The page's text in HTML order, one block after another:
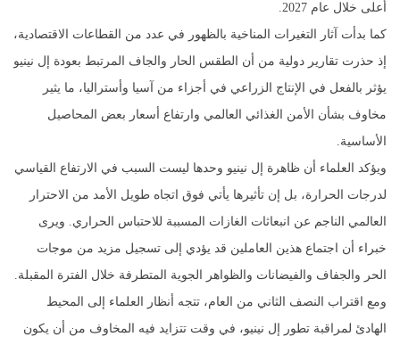
أعلى خلال عام 2027.
كما بدأت آثار التغيرات المناخية بالظهور في عدد من القطاعات الاقتصادية،
إذ حذرت تقارير دولية من أن الطقس الحار والجاف المرتبط بعودة إل نينيو
يؤثر بالفعل في الإنتاج الزراعي في أجزاء من آسيا وأستراليا، ما يثير
مخاوف بشأن الأمن الغذائي العالمي وارتفاع أسعار بعض المحاصيل
الأساسية.
ويؤكد العلماء أن ظاهرة إل نينيو وحدها ليست السبب في الارتفاع القياسي
لدرجات الحرارة، بل إن تأثيرها يأتي فوق اتجاه طويل الأمد من الاحترار
العالمي الناجم عن انبعاثات الغازات المسببة للاحتباس الحراري. ويرى
خبراء أن اجتماع هذين العاملين قد يؤدي إلى تسجيل مزيد من موجات
الحر والجفاف والفيضانات والظواهر الجوية المتطرفة خلال الفترة المقبلة.
ومع اقتراب النصف الثاني من العام، تتجه أنظار العلماء إلى المحيط
الهادئ لمراقبة تطور إل نينيو، في وقت تتزايد فيه المخاوف من أن يكون